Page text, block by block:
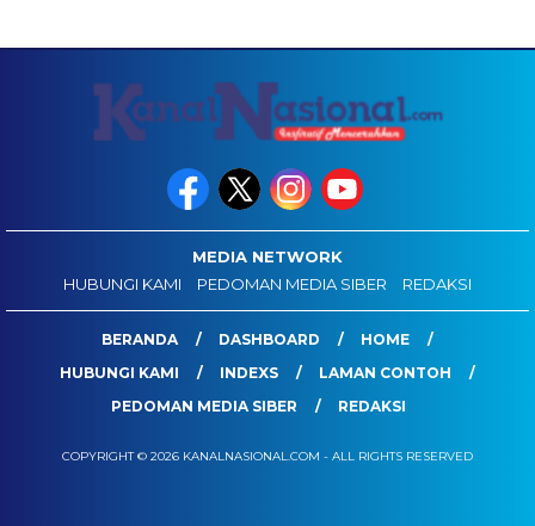
MEDIA NETWORK
HUBUNGI KAMI
PEDOMAN MEDIA SIBER REDAKSI
BERANDA DASHBOARD
HOME
HUBUNGI KAMI
INDEXS
LAMAN CONTOH
PEDOMAN MEDIA SIBER
REDAKSI
COPYRIGHT © 2026 KANALNASIONAL.COM - ALL RIGHTS RESERVED